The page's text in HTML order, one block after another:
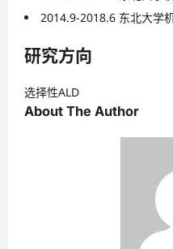
2014.9-2018.6 东北大学
研究方向
选择性ALD
About The Author